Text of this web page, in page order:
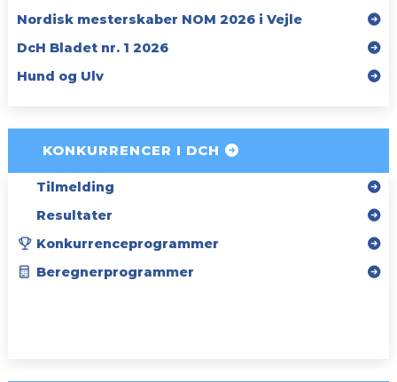
Nordisk mesterskaber NOM 2026 i Vejle
DcH Bladet nr. 1 2026
Hund og Ulv
KONKURRENCER I DCH
Tilmelding
Resultater
Konkurrenceprogrammer
Beregnerprogrammer